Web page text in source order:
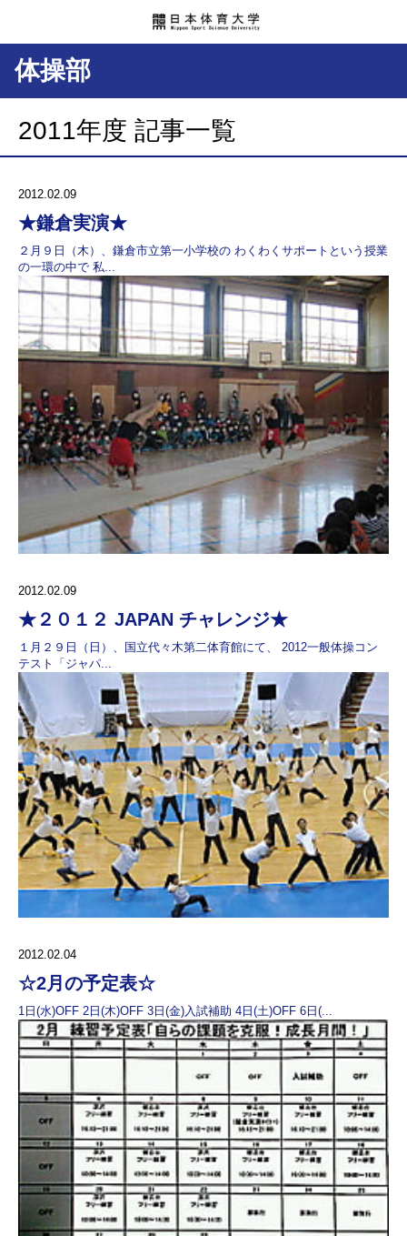
体操部
2011年度 記事一覧
2012.02.09
★鎌倉実演★
２月９日（木）、鎌倉市立第一小学校の わくわくサポートという授業
の一環の中で 私...
2012.02.09
★２０１２ JAPAN チャレンジ★
１月２９日（日）、国立代々木第二体育館にて、 2012一般体操コン
テスト「ジャパ...
2012.02.04
☆2月の予定表☆
1日(水)OFF 2日(木)OFF 3日(金)入試補助 4日(土)OFF 6日(...